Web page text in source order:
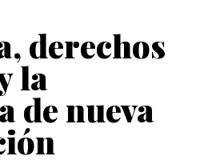
derechos
la
de nueva